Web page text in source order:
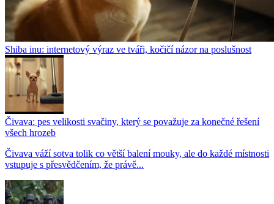
Shiba inu: internetový výraz ve tváři, kočičí názor na poslušnost
Čivava: pes velikosti svačiny, který se považuje za konečné řešení
všech hrozeb
Čivava váží sotva tolik co větší balení mouky, ale do každé místnosti
vstupuje s přesvědčením, že právě...